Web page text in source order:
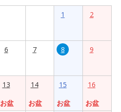
1 2
6 7 8 9
13
お盆
14
お盆
15
お盆
16
お盆